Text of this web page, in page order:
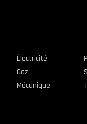
Électricité
Gaz
Mécanique